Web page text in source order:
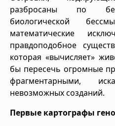
разбросаны по
биологической
математические
правдоподобное
которая «вычисляет»
бы пересечь огромные
фрагментарными,
невозможных созданий.
Первые картографы